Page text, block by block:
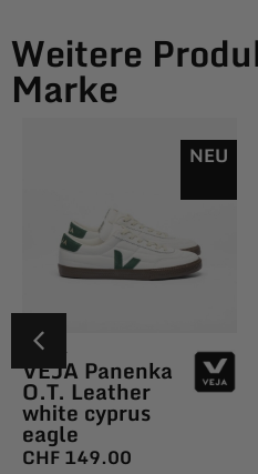
Weitere
Marke
NEU
VEJA
VEJA Panenka
O.T. Leather
white cyprus
eagle
CHF149.00